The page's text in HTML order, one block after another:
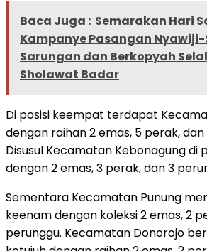
Baca Juga : Semarakan Hari
Kampanye Pasangan
Sarungan dan Berkopyah
Sholawat Badar
Di posisi keempat terdapat
dengan raihan 2 emas, 5 perak,
Disusul Kecamatan Kebonagung di
dengan 2 emas, 3 perak, dan 3
Sementara Kecamatan Punung
keenam dengan koleksi 2 emas, 2
perunggu. Kecamatan Donorojo